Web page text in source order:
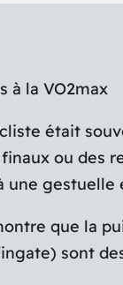
à la VO2max
était
ou des
une gestuelle
que la
sont